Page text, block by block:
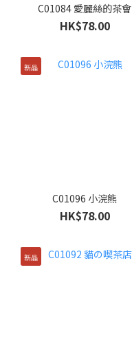
C01084 愛麗絲的茶會
HK$78.00
新品
C01096 小浣熊
HK$78.00
新品